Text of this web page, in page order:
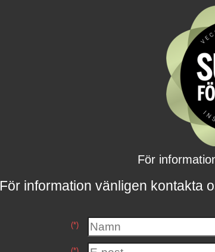
För
För information vänligen kontakta
(*)